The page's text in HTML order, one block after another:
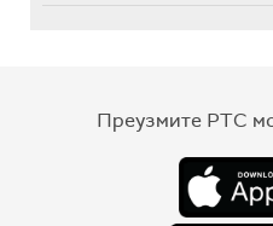
Преузмите РТС